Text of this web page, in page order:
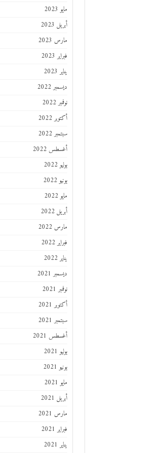
مايو 2023
أبريل 2023
مارس 2023
فبراير 2023
يناير 2023
ديسمبر 2022
نوفمبر 2022
أكتوبر 2022
سبتمبر 2022
أغسطس 2022
يوليو 2022
يونيو 2022
مايو 2022
أبريل 2022
مارس 2022
فبراير 2022
يناير 2022
ديسمبر 2021
نوفمبر 2021
أكتوبر 2021
سبتمبر 2021
أغسطس 2021
يوليو 2021
يونيو 2021
مايو 2021
أبريل 2021
مارس 2021
فبراير 2021
يناير 2021